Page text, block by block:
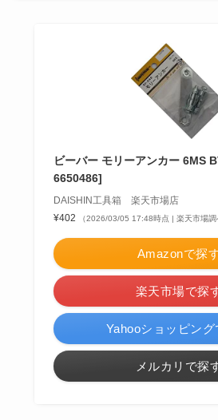
ビーバー モリーアンカー 6MS
6650486]
DAISHIN工具箱 楽天市場店
¥402
（2026/03/05 17:48時点 | 楽天市場調
Amazonで探
楽天市場で探
Yahooショッピング
メルカリで探